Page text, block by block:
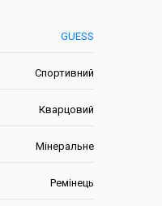
GUESS
Спортивний
Кварцовий
Мінеральне
Ремінець